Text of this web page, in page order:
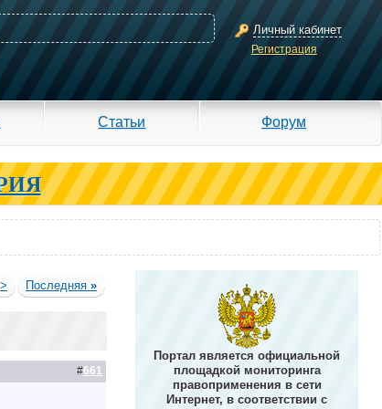
Личный кабинет
Регистрация
Статьи Форум
> Последняя»
#661
Портал является официальной
площадкой мониторинга
правоприменения в сети
Интернет, в соответствии с